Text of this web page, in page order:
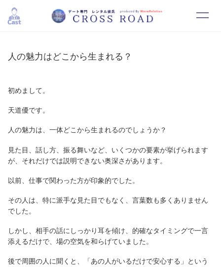
HOME
CONTACT
SYSTEM
人の魅力はどこから生まれる？
初めまして。
天道優です。
人の魅力は、一体どこから生まれるのでしょうか？
見た目、話し方、振る舞いなど、いくつかの要素が挙げられます
が、それだけでは説明できない奥深さがあります。
以前、仕事で関わった方が印象的でした。
その人は、特に派手な見た目でもなく、言葉数も多くありません
でした。
しかし、相手の話にしっかり耳を傾け、的確なタイミングで一言
添えるだけで、場の空気を和らげていました。
後で周囲の人に聞くと、「あの人がいるだけで安心する」という